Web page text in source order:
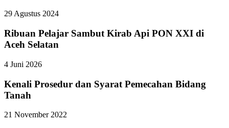
29 Agustus 2024
Ribuan Pelajar Sambut Kirab Api PON XXI di
Aceh Selatan
4 Juni 2026
Kenali Prosedur dan Syarat Pemecahan Bidang
Tanah
21 November 2022